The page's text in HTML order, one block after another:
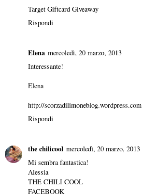
Target Giftcard Giveaway
Rispondi
Elena mercoledì, 20 marzo, 2013
Interessante!
Elena
http://scorzadilimoneblog.wordpress.com
Rispondi
the chilicool mercoledì, 20 marzo, 2013
Mi sembra fantastica!
Alessia
THE CHILI COOL
FACEBOOK